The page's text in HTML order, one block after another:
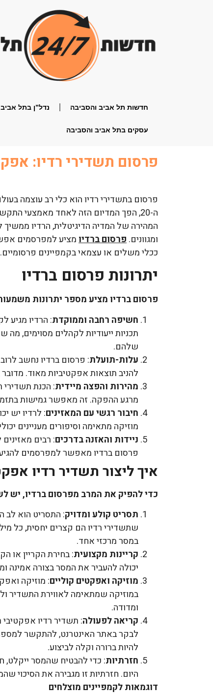
חדשות תל אביב והסביבה נדל”ן בתל
עסקים בתל אביב והסביבה
פרסום תשדירי רדיו:
פרסום בתשדירי רדיו הוא כלי רב עוצמה
ה-20, הפך המדיום הזה לאחד מאמצעי
המהירה של המדיה הדיגיטלית, הרדיו
ומגוונים.פרסום ברדיומציע למפרסמים
ככלי משלים או עצמאי בקמפיינים פרסומיים.
יתרונות פרסום ברדיו
פרסום ברדיו מציע מספר יתרונות
חשיפה רחבה וממוקדת: הרדיו מגיע
תכניות ייעודיות לקהלים מסוימים,
שלהם.
עלות-תועלת: פרסום ברדיו נחשב לרוב
להניב תוצאות אפקטיביות מאוד. מדובר
מהירות והפצה מיידית: הכנת תשדירי
מרגע ההפקה. זה מאפשר גמישות
חיבור רגשי עם המאזינים: לרדיו יש
מוזיקה מתאימה וסיפורים מעניינים
ניידות והאזנה בדרכים: רבים
פרסום ברדיו מאפשר למפרסמים
איך ליצור תשדיר רדיו
כדי להפיק את המרב מפרסום ברדיו, יש
תסריט קולע ומדויק: התסריט הוא לב
שתשדירי רדיו הם קצרים יחסית, כל
במסר מרכזי אחד.
קריינות מקצועית: בחירת הקריין או
יכולה להעביר את המסר בצורה אמינה
מוזיקה ואפקטים קוליים: מוזיקה
במוזיקה שמתאימה לאווירת התשדיר
ומדודה.
קריאה לפעולה: תשדיר רדיו אפקטיבי
לבקר באתר האינטרנט, להתקשר
להיות ברורה וקלה לביצוע.
חזרתיות: כדי להבטיח שהמסר ייקלט,
היום. חזרתיות זו מגבירה את הסיכוי
דוגמאות לקמפיינים מוצלחים